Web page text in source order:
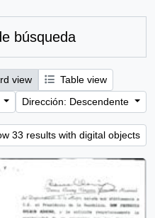
búsqueda
view
Table view
Dirección: Descendente
33 results with digital objects